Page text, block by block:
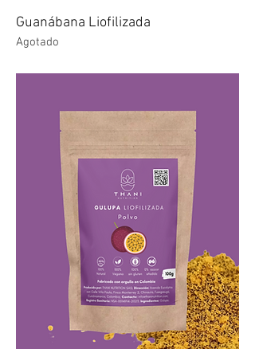
Guanábana Liofilizada
Agotado